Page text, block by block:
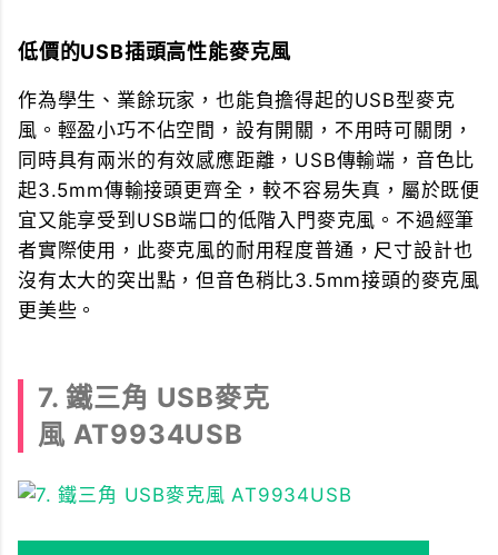
低價的USB插頭高性能麥克風
作為學生、業餘玩家，也能負擔得起的USB型麥克
風。輕盈小巧不佔空間，設有開關，不用時可關閉，
同時具有兩米的有效感應距離，USB傳輸端，音色比
起3.5mm傳輸接頭更齊全，較不容易失真，屬於既便
宜又能享受到USB端口的低階入門麥克風。不過經筆
者實際使用，此麥克風的耐用程度普通，尺寸設計也
沒有太大的突出點，但音色稍比3.5mm接頭的麥克風
更美些。
7. 鐵三角 USB麥克
風 AT9934USB